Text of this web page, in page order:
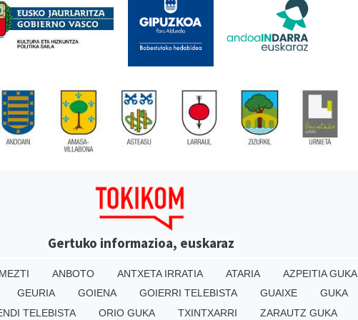
Gertuko informazioa, euskaraz
ANBOTO ANTXETA IRRATIA ATARIA AZPEITIA GUKA
GEURIA GOIENA GOIERRI TELEBISTA GUAIXE GUKA
TELEBISTA ORIO GUKA TXINTXARRI ZARAUTZ GUKA